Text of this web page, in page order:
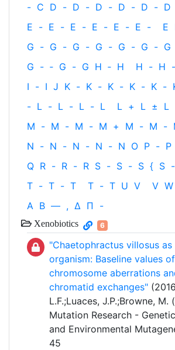
- C D - D - D - D - D - D
E - E - E - E - E - E - E
G - G - G - G - G - G - G
G - ‐ G - G H ‐ H H - H -
I - I J K - K - K - K - K -
- L - L - L - L L + L ± L
M - M - M - M + M - M -
N - N - N - N - N O P - P
Q R - R - R S - S - S { S -
T - T - T T - T U V V W
Α Β — , Δ Π -
Xenobiotics 6
"Chaetophractus villosus as
organism: Baseline values
chromosome aberrations
chromatid exchanges"
L.F.;Luaces, J.P.;Browne, M. (
Mutation Research -
and Environmental
45